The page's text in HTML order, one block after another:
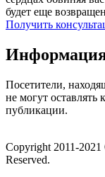
будет еще
Получить
Посетители,
не могут оставлять
публикации.
Copyright 2011-
Reserved.